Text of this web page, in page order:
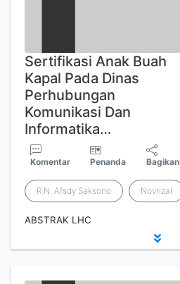
Sertifikasi Anak Buah
Kapal Pada Dinas
Perhubungan
Komunikasi Dan
Informatika…
Komentar Penanda Bagikan
R.N. Afsdy Saksono Novrizal
ABSTRAK LHC